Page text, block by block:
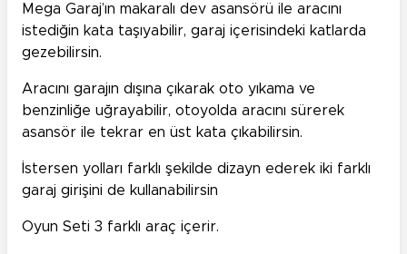
Mega Garaj’ın makaralı dev asansörü ile aracını
istediğin kata taşıyabilir, garaj içerisindeki katlarda
gezebilirsin.
Aracını garajın dışına çıkarak oto yıkama ve
benzinliğe uğrayabilir, otoyolda aracını sürerek
asansör ile tekrar en üst kata çıkabilirsin.
İstersen yolları farklı şekilde dizayn ederek iki farklı
garaj girişini de kullanabilirsin
Oyun Seti 3 farklı araç içerir.